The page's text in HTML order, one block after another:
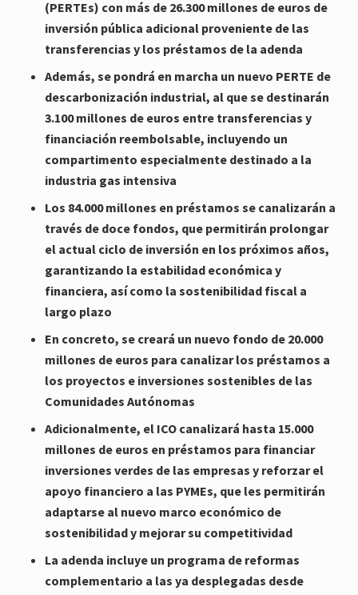
(PERTEs) con más de 26.300 millones de euros de
inversión pública adicional proveniente de las
transferencias y los préstamos de la adenda
Además, se pondrá en marcha un nuevo PERTE de
descarbonización industrial, al que se destinarán
3.100 millones de euros entre transferencias y
financiación reembolsable, incluyendo un
compartimento especialmente destinado a la
industria gas intensiva
Los 84.000 millones en préstamos se canalizarán a
través de doce fondos, que permitirán prolongar
el actual ciclo de inversión en los próximos años,
garantizando la estabilidad económica y
financiera, así como la sostenibilidad fiscal a
largo plazo
En concreto, se creará un nuevo fondo de 20.000
millones de euros para canalizar los préstamos a
los proyectos e inversiones sostenibles de las
Comunidades Autónomas
Adicionalmente, el ICO canalizará hasta 15.000
millones de euros en préstamos para financiar
inversiones verdes de las empresas y reforzar el
apoyo financiero a las PYMEs, que les permitirán
adaptarse al nuevo marco económico de
sostenibilidad y mejorar su competitividad
La adenda incluye un programa de reformas
complementario a las ya desplegadas desde